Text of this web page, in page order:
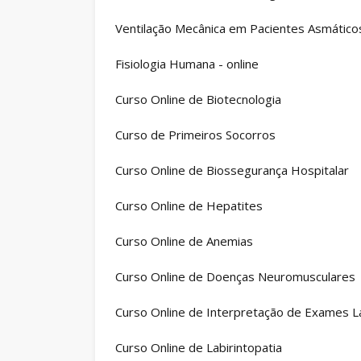
Ventilação Mecânica em Pacientes
Fisiologia Humana - online
Curso Online de Biotecnologia
Curso de Primeiros Socorros
Curso Online de Biossegurança Hospitalar
Curso Online de Hepatites
Curso Online de Anemias
Curso Online de Doenças Neuromusculares
Curso Online de Interpretação de Exames
Curso Online de Labirintopatia